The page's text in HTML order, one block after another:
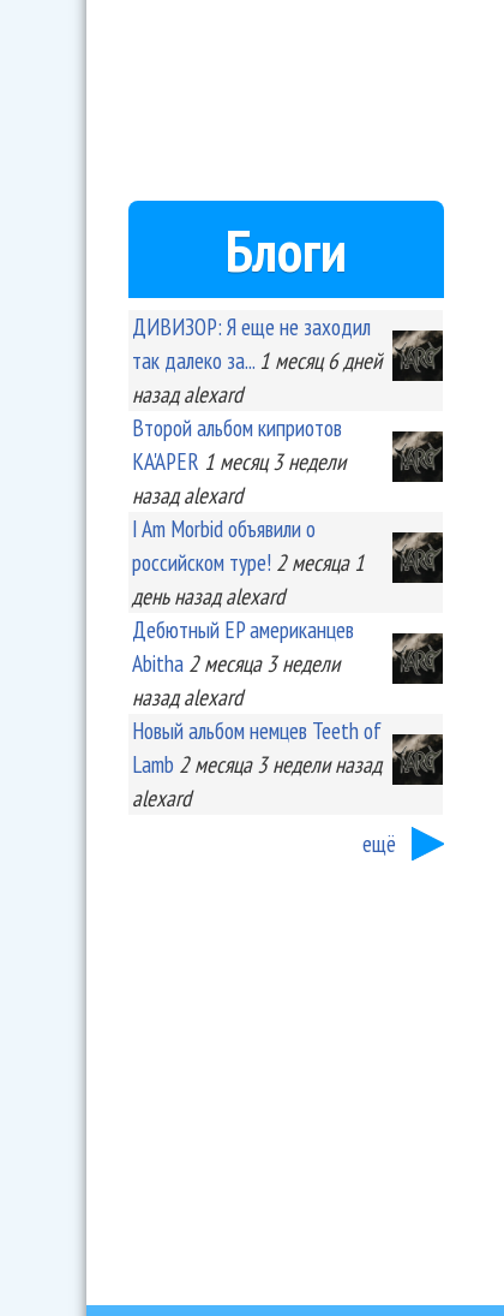
Блоги
ДИВИЗОР: Я еще не заходил
так далеко за... 1 месяц 6 дней
назад alexard
Второй альбом киприотов
KA'APER 1 месяц 3 недели
назад alexard
I Am Morbid объявили о
российском туре! 2 месяца 1
деньназад alexard
Дебютный EP американцев
Abitha 2 месяца 3 недели
назад alexard
Новый альбом немцев Teeth of
Lamb 2 месяца 3 неделиназад
alexard
ещё